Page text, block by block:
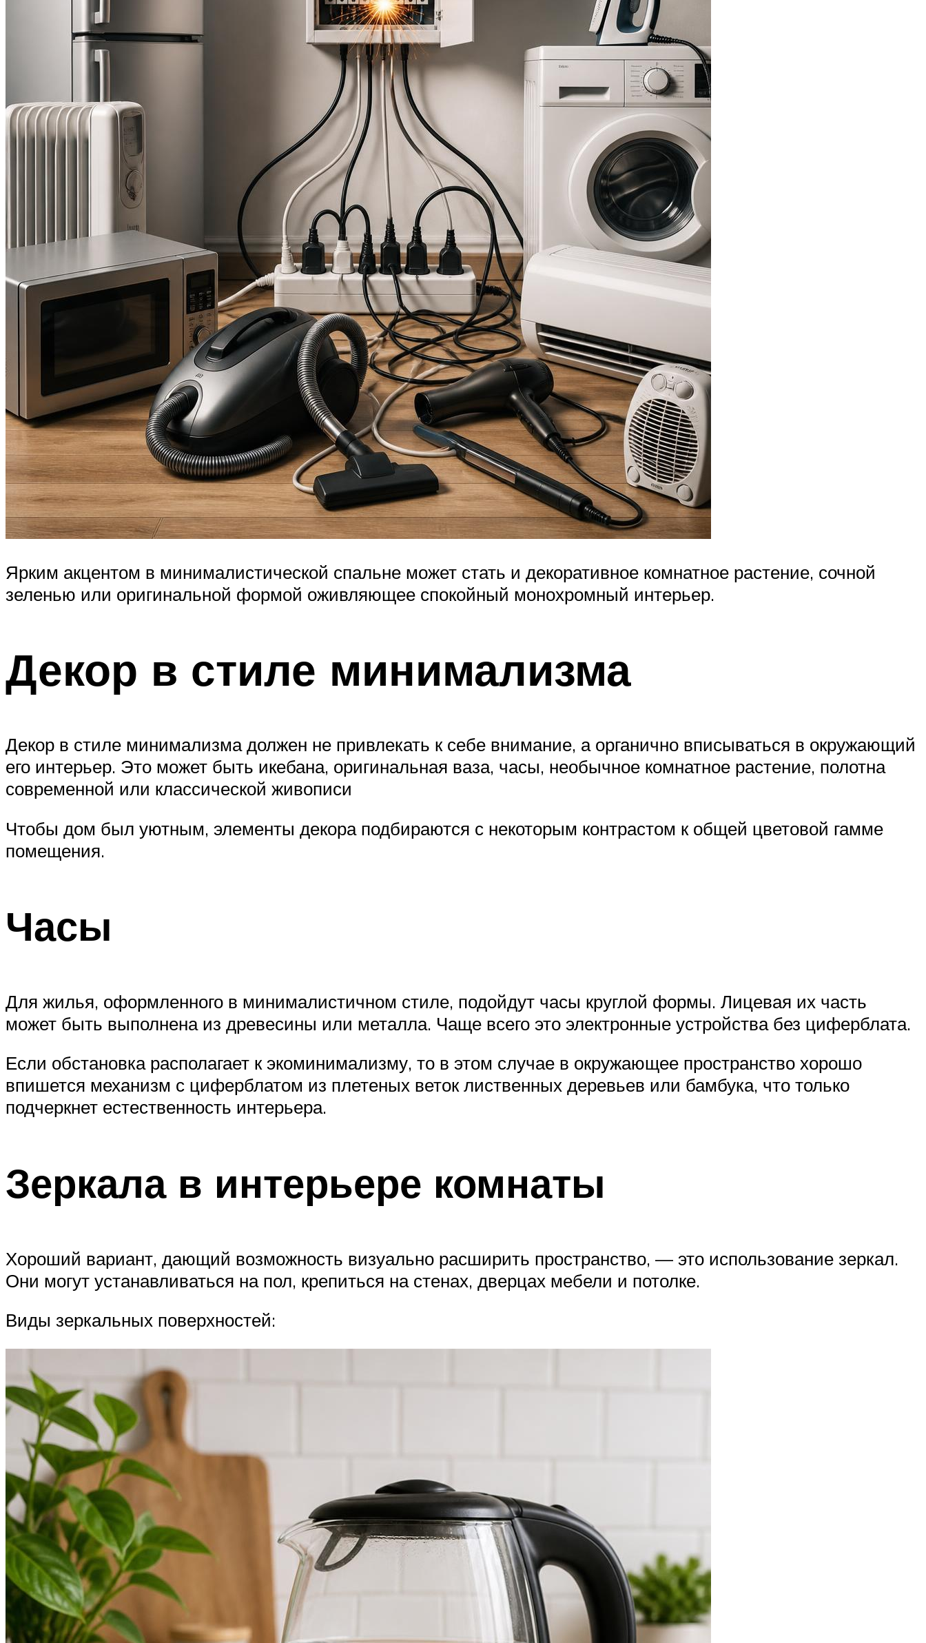
Ярким акцентом в минималистической спальне может стать и декоративное комнатное растение, сочной
зеленью или оригинальной формой оживляющее спокойный монохромный интерьер.
Декор в стиле минимализма
Декор в стиле минимализма должен не привлекать к себе внимание, а органично вписываться в окружающий
его интерьер. Это может быть икебана, оригинальная ваза, часы, необычное комнатное растение, полотна
современной или классической живописи
Чтобы дом был уютным, элементы декора подбираются с некоторым контрастом к общей цветовой гамме
помещения.
Часы
Для жилья, оформленного в минималистичном стиле, подойдут часы круглой формы. Лицевая их часть
может быть выполнена из древесины или металла. Чаще всего это электронные устройства без циферблата.
Если обстановка располагает к экоминимализму, то в этом случае в окружающее пространство хорошо
впишется механизм с циферблатом из плетеных веток лиственных деревьев или бамбука, что только
подчеркнет естественность интерьера.
Зеркала в интерьере комнаты
Хороший вариант, дающий возможность визуально расширить пространство, — это использование зеркал.
Они могут устанавливаться на пол, крепиться на стенах, дверцах мебели и потолке.
Виды зеркальных поверхностей: